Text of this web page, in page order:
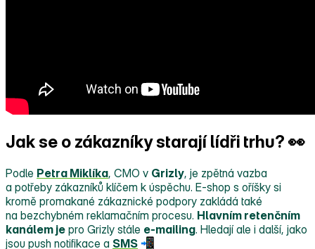
Jak se o zákazníky starají lídři trhu? 👀
Podle Petra Miklíka, CMO v Grizly, je zpětná vazba
a potřeby zákazníků klíčem k úspěchu. E‑shop s oříšky si
kromě promakané zákaznické podpory zakládá také
na bezchybném reklamačním procesu. Hlavním retenčním
kanálem je pro Grizly stále e‑mailing. Hledají ale i další, jako
jsou push notifikace a SMS